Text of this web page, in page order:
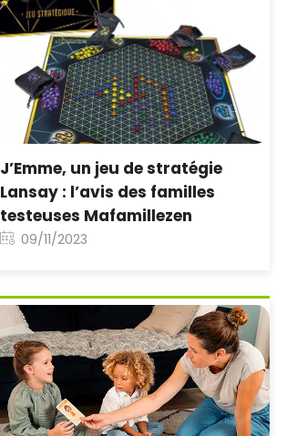
J’Emme, un jeu de stratégie
Lansay : l’avis des familles
testeuses Mafamillezen
09/11/2023